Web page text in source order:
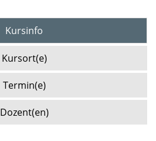
Kursinfo
Kursort(e)
Termin(e)
Dozent(en)